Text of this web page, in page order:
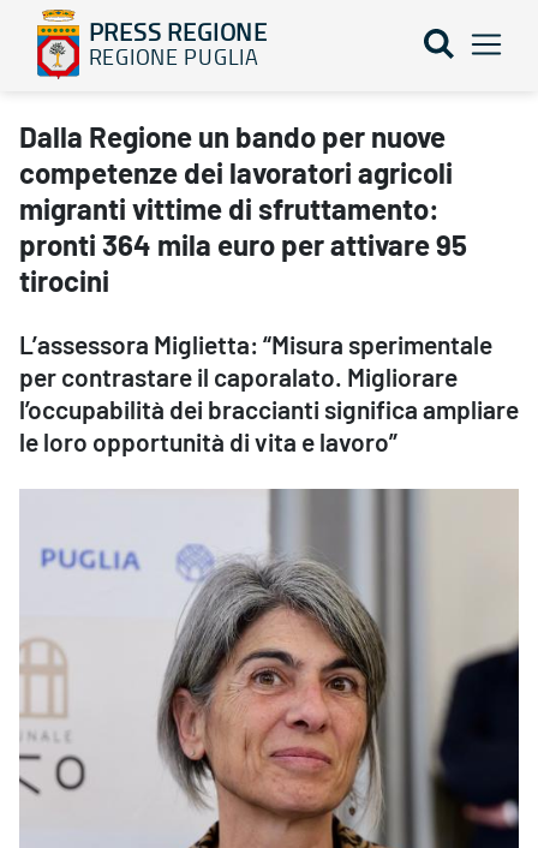
PRESS REGIONE
REGIONE PUGLIA
Dalla Regione un bando per nuove competenze dei lavoratori
Dalla Regione un bando per nuove
competenze dei lavoratori agricoli
migranti vittime di sfruttamento:
pronti 364 mila euro per attivare 95
tirocini
L’assessora Miglietta: “Misura sperimentale
per contrastare il caporalato. Migliorare
l’occupabilità dei braccianti significa ampliare
le loro opportunità di vita e lavoro”